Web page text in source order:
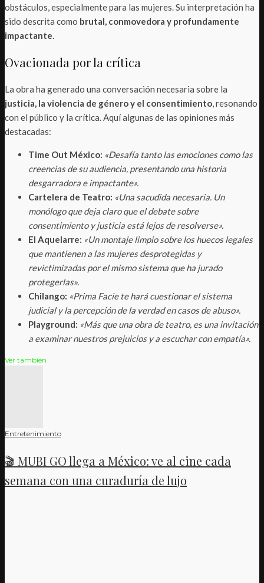
obstáculos, especialmente para las mujeres. Su interpretación ha
sido descrita como brutal, conmovedora y profundamente
impactante.
Ovacionada por la crítica
La obra ha generado una conversación necesaria sobre la
justicia, la violencia de género y el consentimiento , resonando
con el público y la crítica. Aquí algunas de las opiniones más
destacadas:
Time Out México: «Desafía tanto las emociones como las
creencias de su audiencia, presentando una historia
desgarradora e impactante».
Cartelera de Teatro: «Una sacudida necesaria. Un
monólogo que deja claro que el debate sobre
consentimiento y justicia está lejos de resolverse».
El Aquelarre: «Un montaje limpio sobre los huecos legales
que mantienen a las mujeres desprotegidas y
revictimizadas por el mismo sistema que ha jurado
protegerlas».
Chilango: «Prima Facie te hará cuestionar el sistema
judicial y la percepción de la verdad en casos de abuso».
Playground: «Más que una obra de teatro, es una invitación
a examinar nuestros prejuicios y a escuchar con empatía».
Ver también
Entretenimiento
🎬 MUBI GO llega a México: ve al cine cada
semana con una curaduría de lujo